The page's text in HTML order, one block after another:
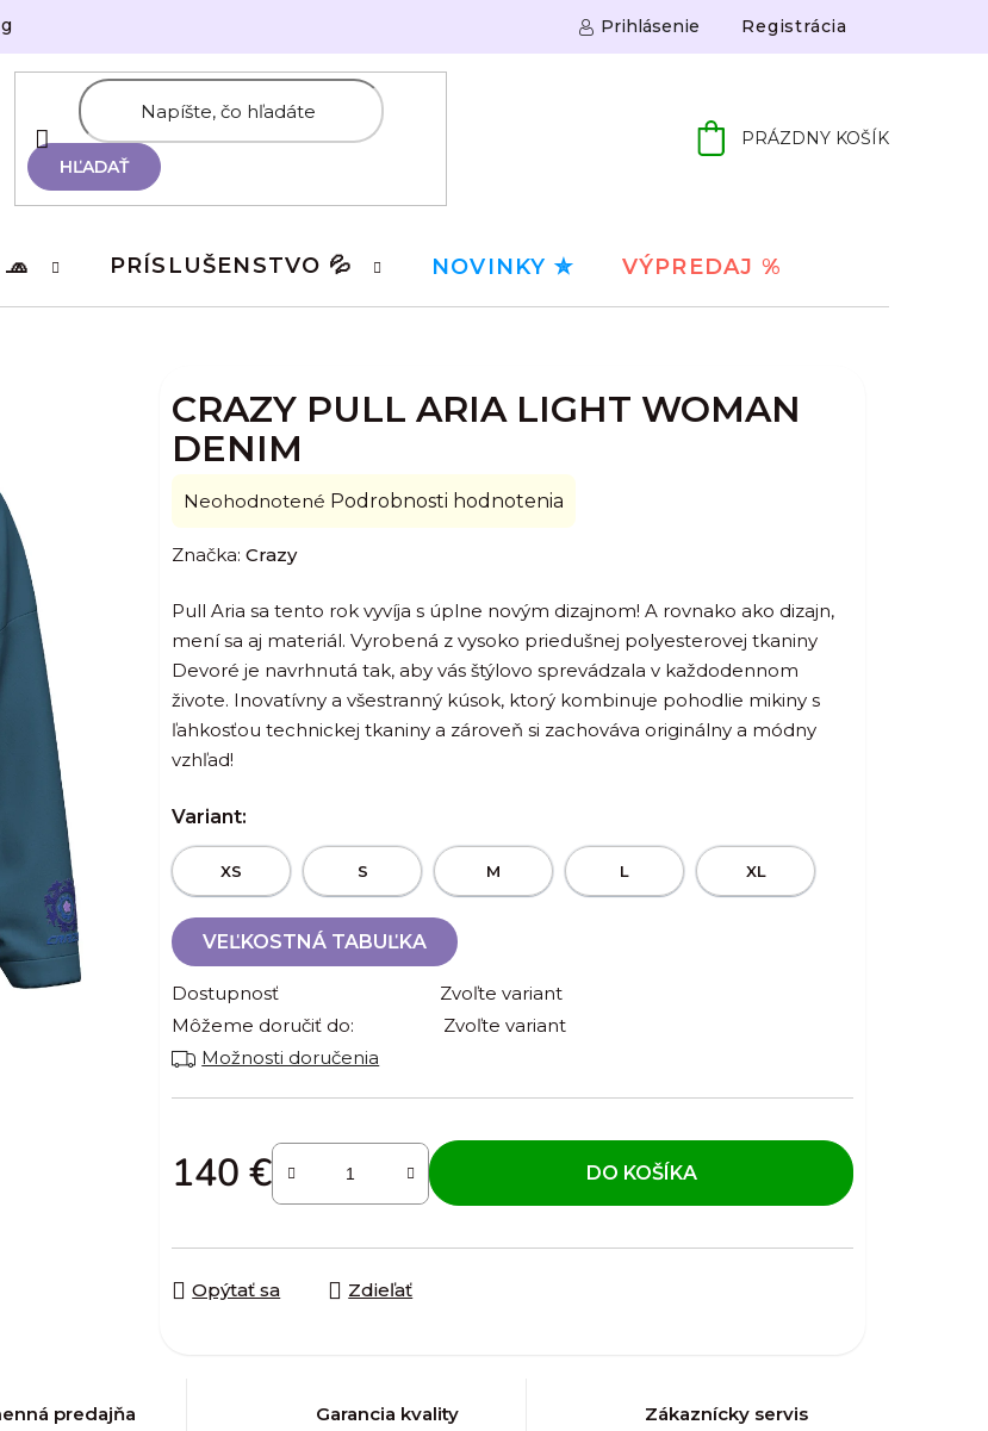
Prihlásenie Registrácia
HĽADAŤ
PRÁZDNY KOŠÍK
PRÍSLUŠENSTVO 💦 NOVINKY ✮ VÝPREDAJ %
CRAZY PULL ARIA LIGHT WOMAN
DENIM
Priemerné
produktu
0,0
z
5
hviezdičiek.
Neohodnotené Podrobnosti hodnotenia
Značka:Crazy
Pull Aria sa tento rok vyvíja s úplne novým dizajnom! A rovnako ako dizajn,
mení sa aj materiál. Vyrobená z vysoko priedušnej polyesterovej tkaniny
Devoré je navrhnutá tak, aby vás štýlovo sprevádzala v každodennom
živote. Inovatívny a všestranný kúsok, ktorý kombinuje pohodlie mikiny s
ľahkosťou technickej tkaniny a zároveň si zachováva originálny a módny
vzhľad!
Variant:
XS S M L XL
VEĽKOSTNÁ TABUĽKA
Dostupnosť
Zvoľte variant
Môžeme doručiť do:
Zvoľte variant
Možnosti doručenia
140 €
Jednotková cena:
DO KOŠÍKA
Opýtať sa Zdieľať
predajňa Garancia kvality Zákaznícky servis